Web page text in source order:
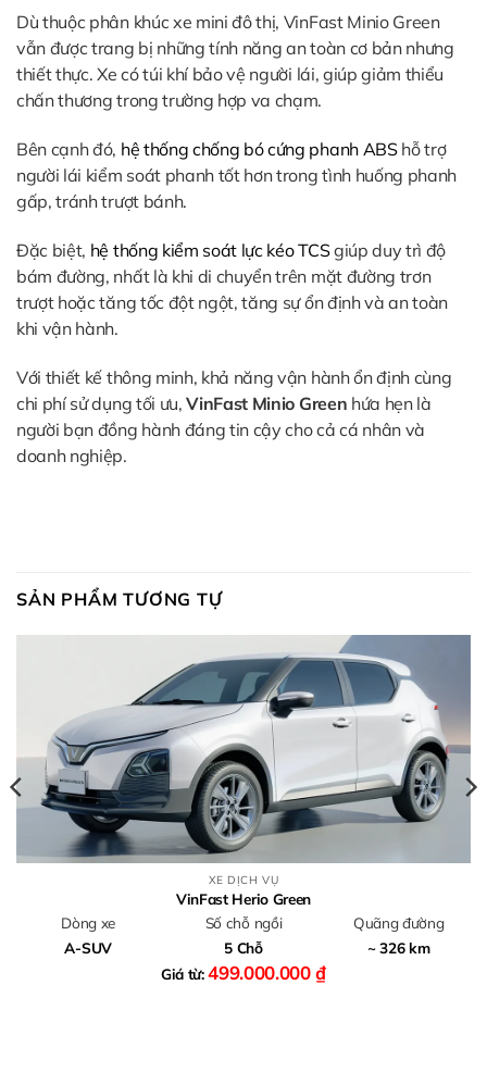
Dù thuộc phân khúc xe mini đô thị, VinFast Minio Green
vẫn được trang bị những tính năng an toàn cơ bản nhưng
thiết thực. Xe có túi khí bảo vệ người lái, giúp giảm thiểu
chấn thương trong trường hợp va chạm.
Bên cạnh đó, hệ thống chống bó cứng phanh ABS hỗ trợ
người lái kiểm soát phanh tốt hơn trong tình huống phanh
gấp, tránh trượt bánh.
Đặc biệt, hệ thống kiểm soát lực kéo TCSgiúp duy trì độ
bám đường, nhất là khi di chuyển trên mặt đường trơn
trượt hoặc tăng tốc đột ngột, tăng sự ổn định và an toàn
khi vận hành.
Với thiết kế thông minh, khả năng vận hành ổn định cùng
chi phí sử dụng tối ưu,VinFast Minio Green hứa hẹn là
người bạn đồng hành đáng tin cậy cho cả cá nhân và
doanh nghiệp.
SẢN PHẨM TƯƠNG TỰ
XE DỊCH VỤ
VinFast Herio Green
Dòng xe
A-SUV
Số chỗ ngồi
5 Chỗ
Quãng đường
~ 326 km
Giá từ:499.000.000₫